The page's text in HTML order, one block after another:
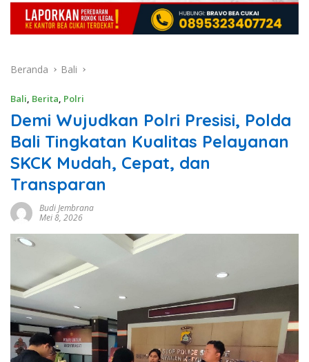
Beranda Bali
Bali, Berita, Polri
Demi Wujudkan Polri Presisi, Polda
Bali Tingkatan Kualitas Pelayanan
SKCK Mudah, Cepat, dan
Transparan
Budi Jembrana
Mei 8, 2026